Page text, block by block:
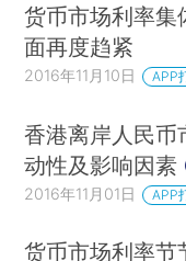
货币市场利率集
面再度趋紧
2016年11月10日 APP
香港离岸人民币
动性及影响因素
2016年11月01日 APP
货币市场利率节